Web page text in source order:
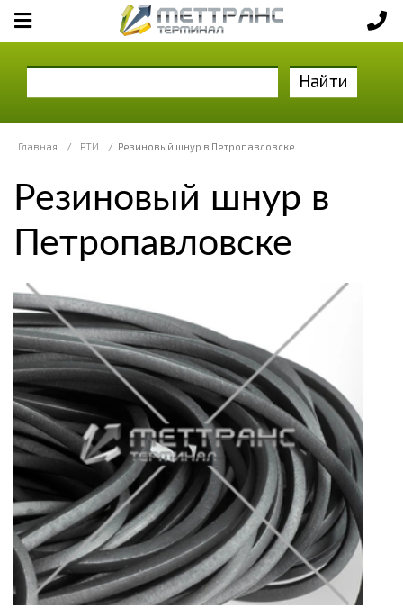
Найти
Главная / РТИ / Резиновый шнур в Петропавловске
Резиновый шнур в
Петропавловске